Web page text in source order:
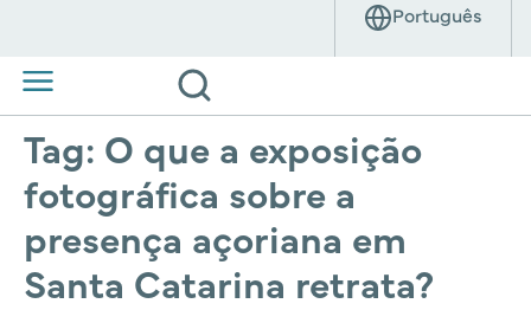
Tag: O que a exposição
fotográfica sobre a
presença açoriana em
Santa Catarina retrata?